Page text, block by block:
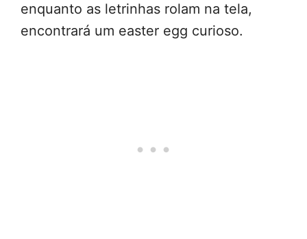
enquanto as letrinhas rolam na tela,
encontrará um easter egg curioso.